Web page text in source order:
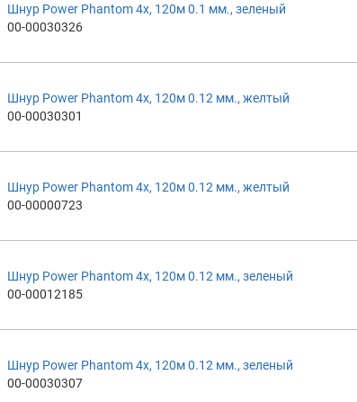
Шнур Power Phantom 4x, 120м 0.1 мм., зеленый
00-00030326
Шнур Power Phantom 4x, 120м 0.12 мм., желтый
00-00030301
Шнур Power Phantom 4x, 120м 0.12 мм., желтый
00-00000723
Шнур Power Phantom 4x, 120м 0.12 мм., зеленый
00-00012185
Шнур Power Phantom 4x, 120м 0.12 мм., зеленый
00-00030307